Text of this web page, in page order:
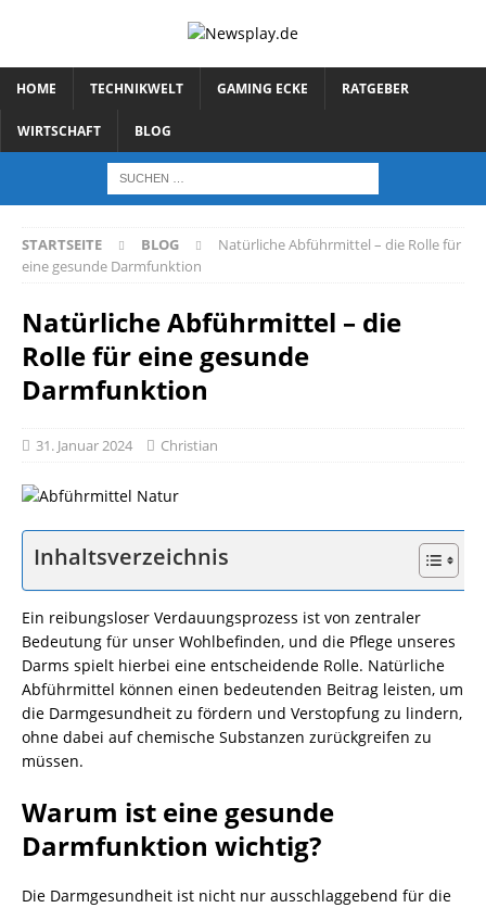
HOME TECHNIKWELT GAMING ECKE RATGEBER
WIRTSCHAFT BLOG
STARTSEITE BLOG
Natürliche Abführmittel – die Rolle für
eine gesunde Darmfunktion
Natürliche Abführmittel – die
Rolle für eine gesunde
Darmfunktion
31. Januar 2024 Christian
Inhaltsverzeichnis
Ein reibungsloser Verdauungsprozess ist von zentraler
Bedeutung für unser Wohlbefinden, und die Pflege unseres
Darms spielt hierbei eine entscheidende Rolle. Natürliche
Abführmittel können einen bedeutenden Beitrag leisten, um
die Darmgesundheit zu fördern und Verstopfung zu lindern,
ohne dabei auf chemische Substanzen zurückgreifen zu
müssen.
Warum ist eine gesunde
Darmfunktion wichtig?
Die Darmgesundheit ist nicht nur ausschlaggebend für die